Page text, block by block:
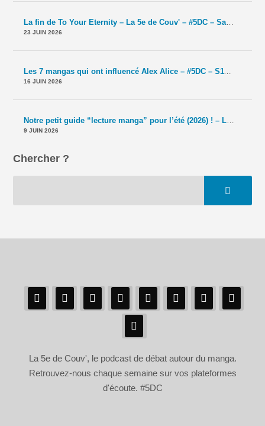
La fin de To Your Eternity – La 5e de Couv' – #5DC – Saison 11 épisode 41
23 JUIN 2026
Les 7 mangas qui ont influencé Alex Alice – #5DC – S11E40
16 JUIN 2026
Notre petit guide “lecture manga” pour l’été (2026) ! – La 5e de Couv' – #5DC – Saison 11 épisode 39
9 JUIN 2026
Chercher ?
La 5e de Couv', le podcast de débat autour du manga.
Retrouvez-nous chaque semaine sur vos plateformes
d'écoute. #5DC